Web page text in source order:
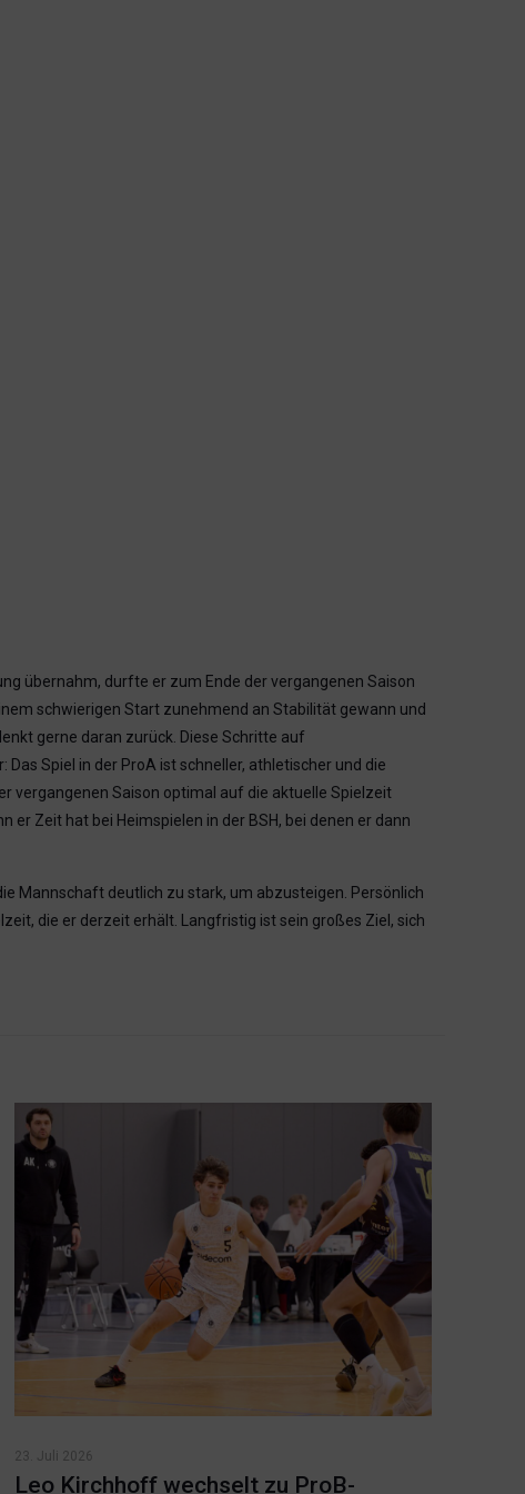
übernahm, durfte er zum Ende der vergangenen Saison
schwierigen Start zunehmend an Stabilität gewann und
gerne daran zurück. Diese Schritte auf
Spiel in der ProA ist schneller, athletischer und die
vergangenen Saison optimal auf die aktuelle Spielzeit
Zeit hat bei Heimspielen in der BSH, bei denen er dann
Mannschaft deutlich zu stark, um abzusteigen. Persönlich
die er derzeit erhält. Langfristig ist sein großes Ziel, sich
23. Juli 2026
Leo Kirchhoff wechselt zu ProB-